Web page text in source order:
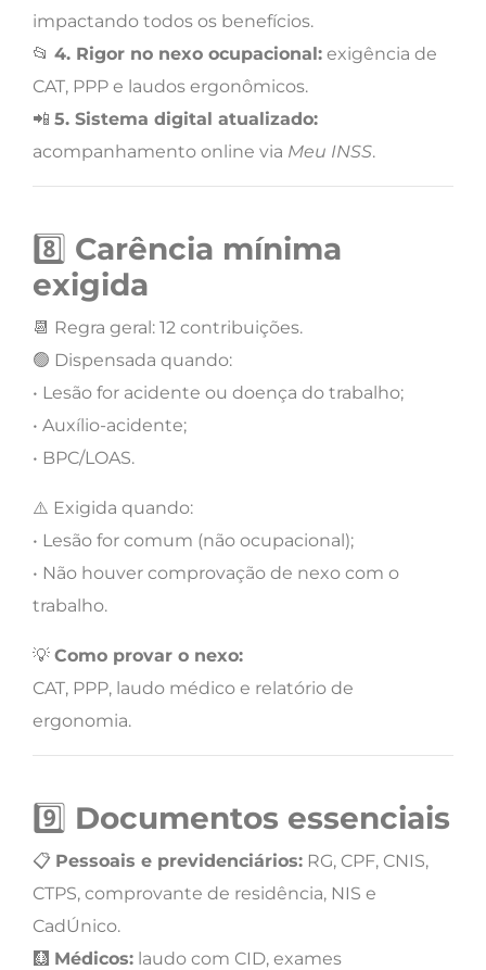
impactando todos os benefícios.
📂 4. Rigor no nexo ocupacional: exigência de
CAT, PPP e laudos ergonômicos.
📲 5. Sistema digital atualizado:
acompanhamento online via Meu INSS.
8️⃣ Carência mínima
exigida
📆 Regra geral: 12 contribuições.
🟢 Dispensada quando:
• Lesão for acidente ou doença do trabalho;
• Auxílio-acidente;
• BPC/LOAS.
⚠️ Exigida quando:
• Lesão for comum (não ocupacional);
• Não houver comprovação de nexo com o
trabalho.
💡 Como provar o nexo:
CAT, PPP, laudo médico e relatório de
ergonomia.
9️⃣ Documentos essenciais
📋 Pessoais e previdenciários: RG, CPF, CNIS,
CTPS, comprovante de residência, NIS e
CadÚnico.
🩻 Médicos: laudo com CID, exames